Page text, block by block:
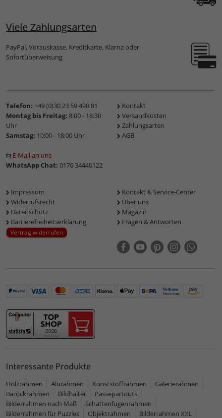
Viele Zahlungsarten
PayPal, Vorauskasse, Kreditkarte, Klarna oder
Sofortüberweisung
Telefon: +49 (0)30 23 59 490 81
Montag bis Freitag: 8:00 - 18:30
Uhr
Samstag: 10:00 - 18:00 Uhr
E-Mail an uns
WhatsApp Chat: 0176 34440122
Kontakt
Versandkosten
Zahlungsarten
AGB
Impressum
Widerrufsrecht
Datenschutz
Barrierefreiheitserklärung
Vertrag widerrufen
Kontakt & Service-Center
Über uns
Magazin
Fragen & Antworten
Interessante Produkte
Holzrahmen Alurahmen Kunststoffrahmen
Galerierahmen
Barockrahmen
Bildhalter
Passepartouts
Bilderrahmen nach Maß
Schattenfugenrahmen
Bilderrahmen für Puzzles
Objektrahmen Bilderrahmen XXL